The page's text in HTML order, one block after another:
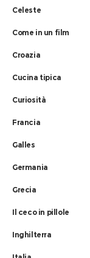
Celeste
Come in un film
Croazia
Cucina tipica
Curiosità
Francia
Galles
Germania
Grecia
Il ceco in pillole
Inghilterra